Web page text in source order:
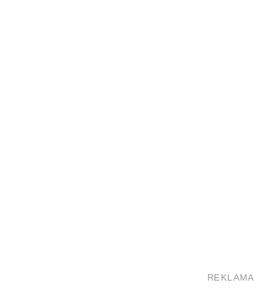
REKLAMA